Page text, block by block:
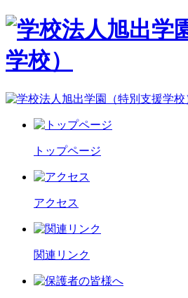
トップページ
アクセス
関連リンク